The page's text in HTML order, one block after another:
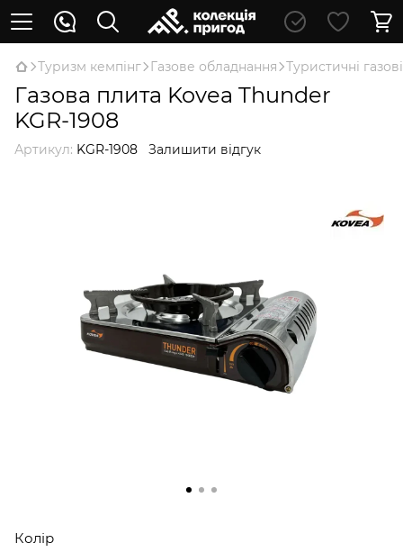
Туризм кемпінг Газове обладнання Туристичні
Газова плита Kovea Thunder
KGR-1908
Артикул: KGR-1908 Залишити відгук
Колір